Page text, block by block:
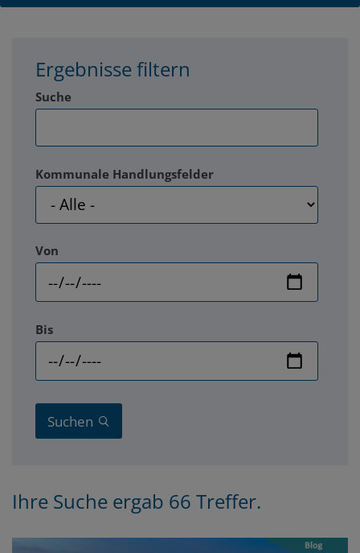
Ergebnisse filtern
Suche
Kommunale Handlungsfelder
Von
Bis
Suchen
Ihre Suche ergab 66 Treffer.